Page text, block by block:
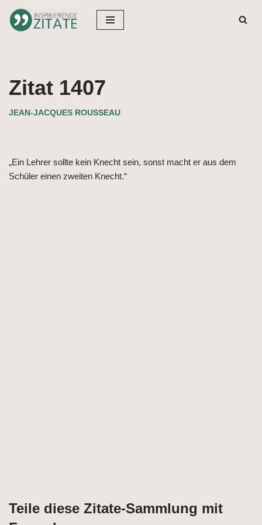
Zum
Zitat 1407
JEAN-JACQUES ROUSSEAU
„Ein Lehrer sollte kein Knecht sein, sonst macht er aus dem
Schüler einen zweiten Knecht.“
Teile diese Zitate-Sammlung mit